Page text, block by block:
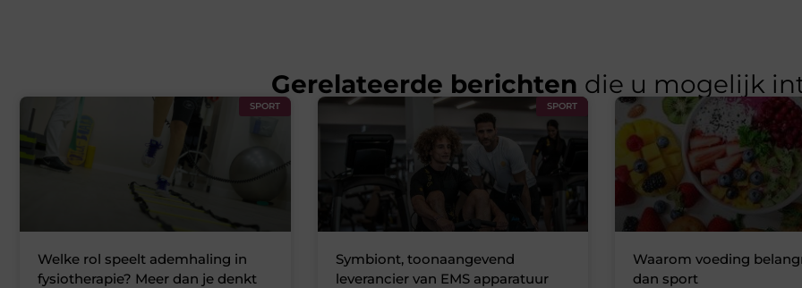
Gerelateerde berichten die u mogelijk
SPORT
Welke rol speelt ademhaling in
fysiotherapie? Meer dan je denkt
SPORT
Symbiont, toonaangevend
leverancier van EMS apparatuur
Waarom voeding
dan sport